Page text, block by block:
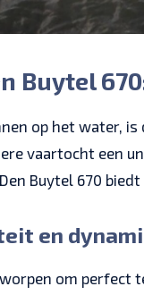
Buytel
op het water, is
vaartocht een
Buytel 670
en
om perfect